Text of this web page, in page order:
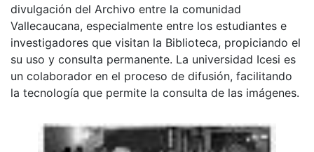
divulgación del Archivo entre la comunidad
Vallecaucana, especialmente entre los estudiantes e
investigadores que visitan la Biblioteca, propiciando el
su uso y consulta permanente. La universidad Icesi es
un colaborador en el proceso de difusión, facilitando
la tecnología que permite la consulta de las imágenes.